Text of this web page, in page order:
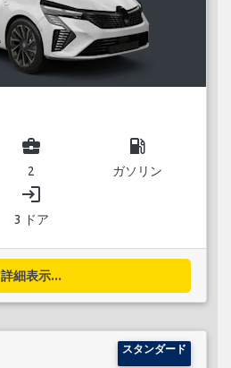
business_center
2
local_gas_station
ガソリン
login
3 ドア
詳細表示...
スタンダード